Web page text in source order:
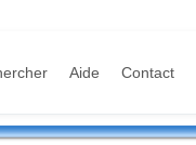
Aide Contact